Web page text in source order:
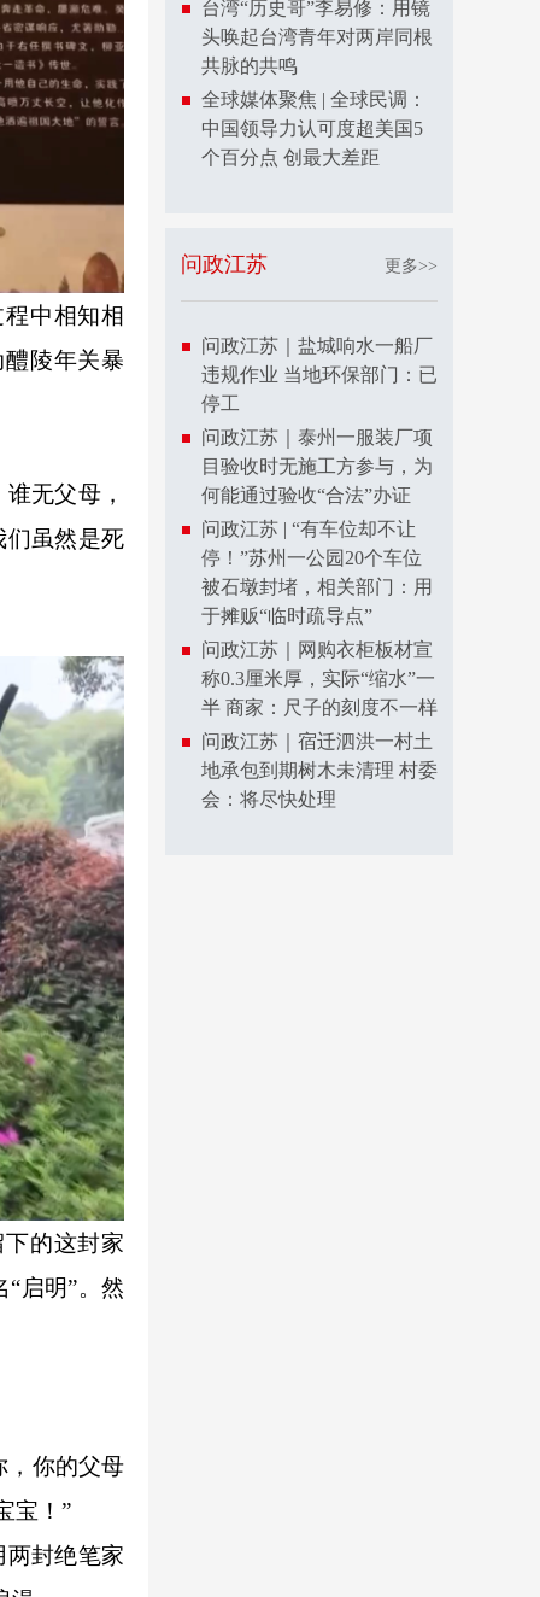
中相知相
陵年关暴
无父母，
们虽然是死
的这封家
启明”。然
你的父母
宝！”
封绝笔家
台湾“历史哥”李易修：用镜
头唤起台湾青年对两岸同根
共脉的共鸣
全球媒体聚焦 | 全球民调：
中国领导力认可度超美国5
个百分点 创最大差距
问政江苏 更多>>
问政江苏｜盐城响水一船厂
违规作业 当地环保部门：已
停工
问政江苏｜泰州一服装厂项
目验收时无施工方参与，为
何能通过验收“合法”办证
问政江苏 | “有车位却不让
停！”苏州一公园20个车位
被石墩封堵，相关部门：用
于摊贩“临时疏导点”
问政江苏｜网购衣柜板材宣
称0.3厘米厚，实际“缩水”一
半 商家：尺子的刻度不一样
问政江苏｜宿迁泗洪一村土
地承包到期树木未清理 村委
会：将尽快处理